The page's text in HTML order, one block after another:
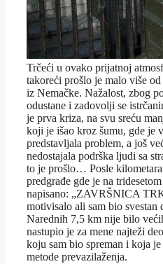
Trčeći u ovako prijatnoj
takoreći prošlo je malo više
iz Nemačke. Nažalost, zbog
odustane i zadovolji se
je prva kriza, na svu sreću
koji je išao kroz šumu, gde je
predstavljala problem, a još
nedostajala podrška ljudi sa
to je prošlo… Posle
predgrađe gde je na
napisano: „ZAVRŠNICA
motivisalo ali sam bio svestan
Narednih 7,5 km nije bilo
nastupio je za mene najteži
koju sam bio spreman i koja
metode prevazilaženja.